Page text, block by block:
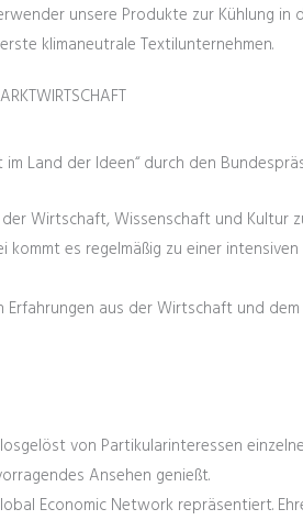
unsere Produkte zur Kühlung
klimaneutrale Textilunternehmen.
im Land der Ideen“ durch den
Wirtschaft, Wissenschaft und Kultur
es regelmäßig zu einer
aus der Wirtschaft und
von Partikularinteressen
Ansehen genießt.
Economic Network repräsentiert.